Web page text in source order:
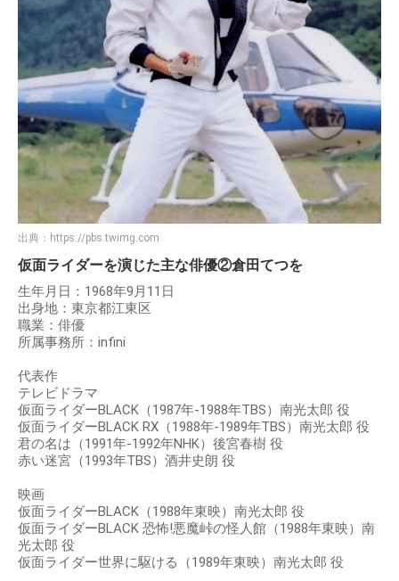
出典： https://pbs.twimg.com
仮面ライダーを演じた主な俳優②倉田てつを
生年月日：1968年9月11日
出身地：東京都江東区
職業：俳優
所属事務所：infini
代表作
テレビドラマ
仮面ライダーBLACK（1987年-1988年TBS）南光太郎 役
仮面ライダーBLACK RX（1988年-1989年TBS）南光太郎 役
君の名は（1991年-1992年NHK）後宮春樹 役
赤い迷宮（1993年TBS）酒井史朗 役
映画
仮面ライダーBLACK（1988年東映）南光太郎 役
仮面ライダーBLACK 恐怖!悪魔峠の怪人館（1988年東映）南
光太郎 役
仮面ライダー世界に駆ける（1989年東映）南光太郎 役